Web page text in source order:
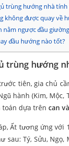
trùng hướng nhà tính
không được quay về
nằm ngược đầu
đầu hướng nào tốt?
trùng hướng
tiên, gia chủ
hành (Kim,
dựa trên can
Ất tương ứng với
Tý, Sửu, Ngọ,